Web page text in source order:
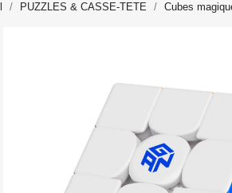
PUZZLES & CASSE-TETE Cubes